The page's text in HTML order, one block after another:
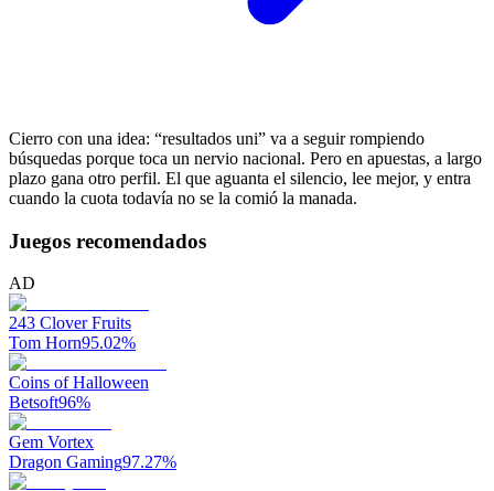
Cierro con una idea: “resultados uni” va a seguir rompiendo
búsquedas porque toca un nervio nacional. Pero en apuestas, a largo
plazo gana otro perfil. El que aguanta el silencio, lee mejor, y entra
cuando la cuota todavía no se la comió la manada.
Juegos recomendados
AD
243 Clover Fruits
Tom Horn95.02%
Coins of Halloween
Betsoft96%
Gem Vortex
Dragon Gaming97.27%